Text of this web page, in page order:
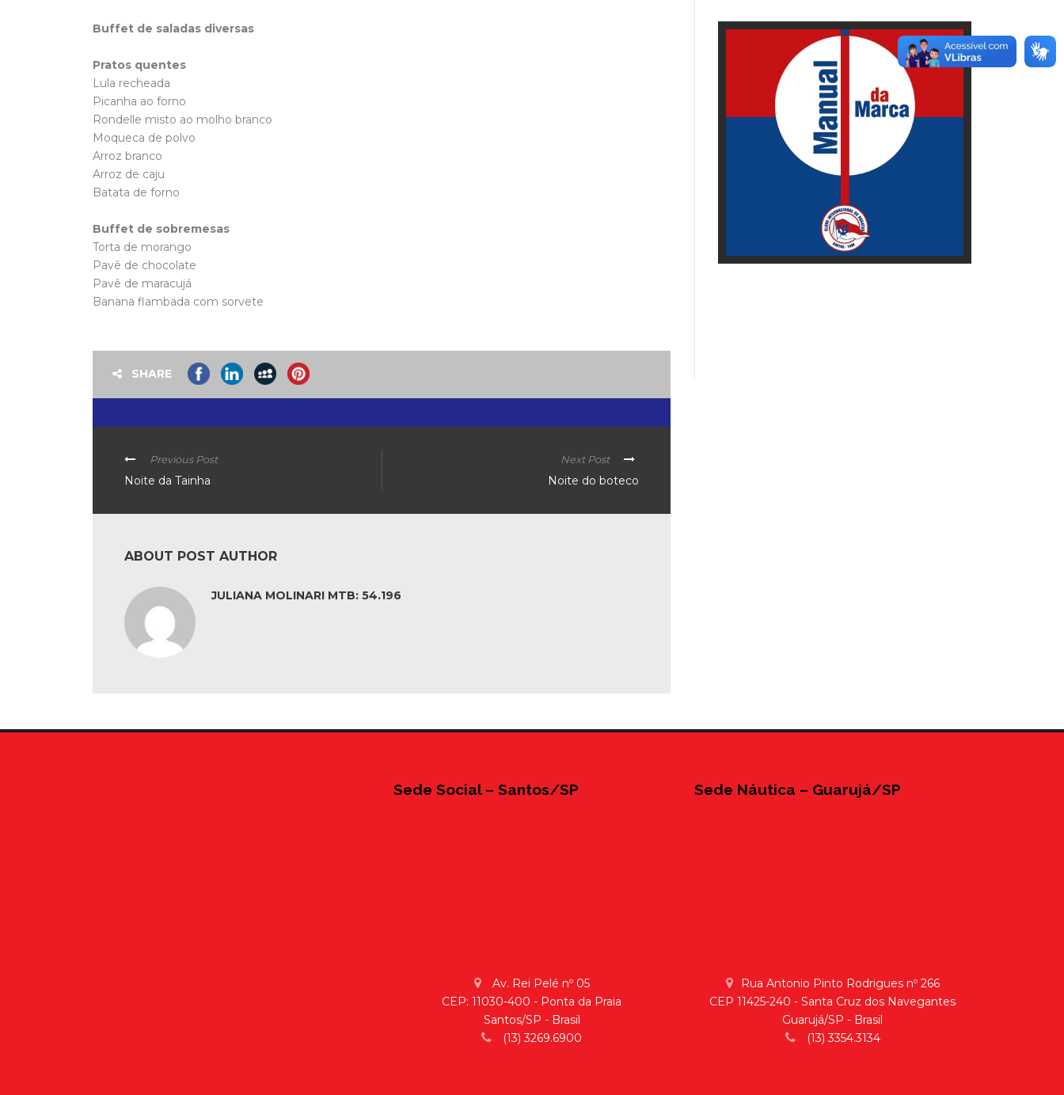
Buffet de saladas diversas
Pratos quentes
Lula recheada
Picanha ao forno
Rondelle misto ao molho branco
Moqueca de polvo
Arroz branco
Arroz de caju
Batata de forno
Buffet de sobremesas
Torta de morango
Pavê de chocolate
Pavê de maracujá
Banana flambada com sorvete
SHARE
Previous Post
Noite da Tainha
Next Post
Noite do boteco
ABOUT POST AUTHOR
JULIANA MOLINARI MTB: 54.196
Sede Social – Santos/SP
Av. Rei Pelé nº 05
CEP: 11030-400 - Ponta da Praia
Santos/SP - Brasil
(13) 3269.6900
Sede Náutica – Guarujá/SP
Rua Antonio Pinto Rodrigues nº 266
CEP 11425-240 - Santa Cruz dos Navegantes
Guarujá/SP - Brasil
(13) 3354.3134